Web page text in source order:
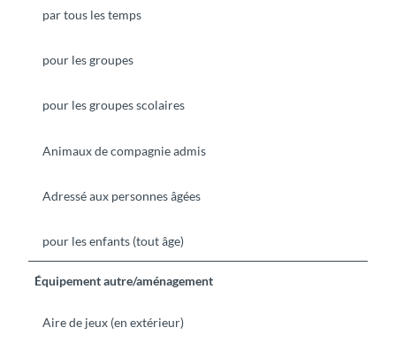
par tous les temps
pour les groupes
pour les groupes scolaires
Animaux de compagnie admis
Adressé aux personnes âgées
pour les enfants (tout âge)
Équipement autre/aménagement
Aire de jeux (en extérieur)